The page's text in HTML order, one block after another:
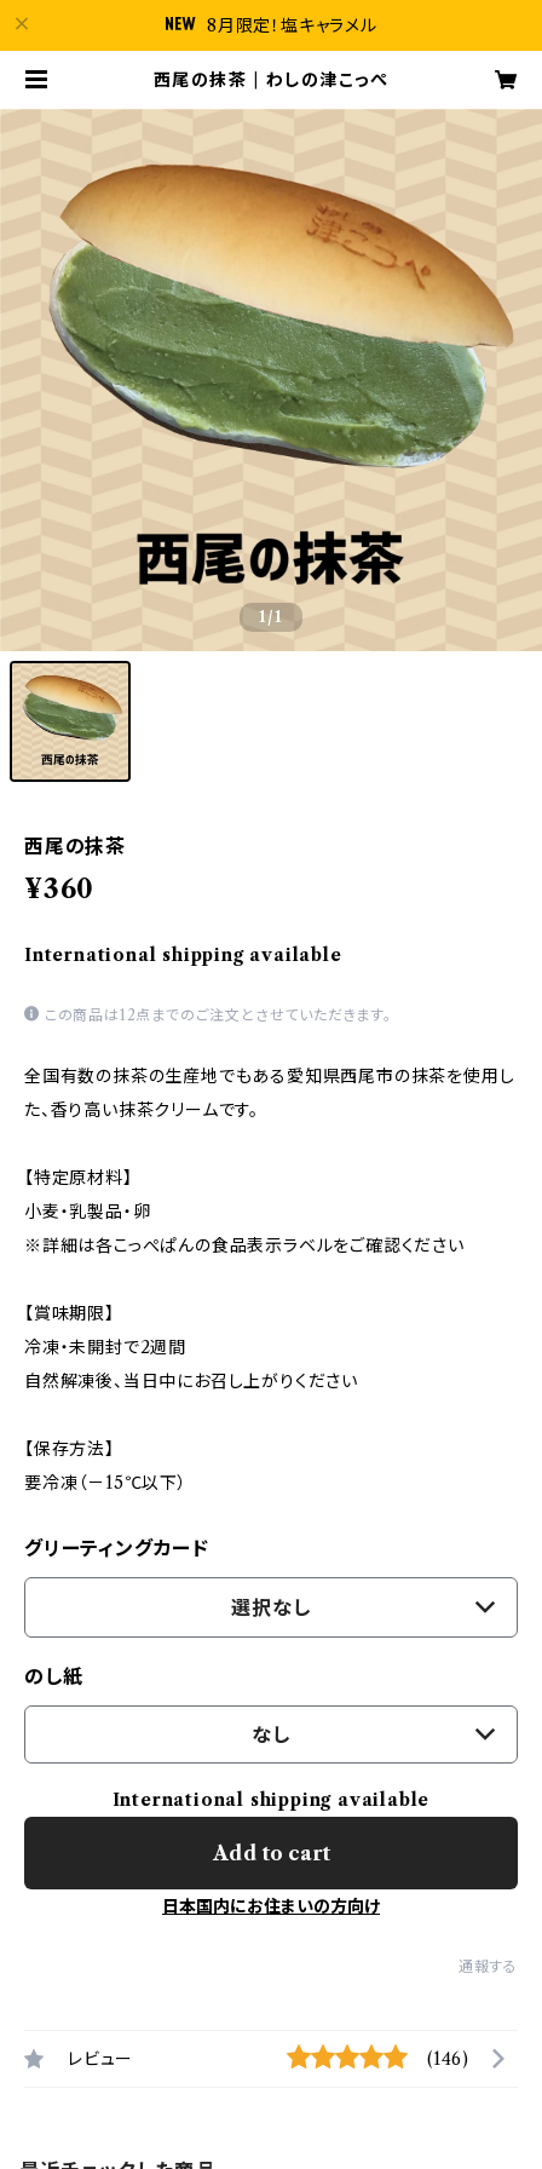
8月限定！塩キャラメル
西尾の抹茶 | わしの津こっぺ
1/1
西尾の抹茶
¥360
International shipping available
この商品は12点までのご注文とさせていただきます。
全国有数の抹茶の生産地でもある愛知県西尾市の抹茶を使用し
た、香り高い抹茶クリームです。
【特定原材料】
小麦・乳製品・卵
※詳細は各こっぺぱんの食品表示ラベルをご確認ください
【賞味期限】
冷凍・未開封で2週間
自然解凍後、当日中にお召し上がりください
【保存方法】
要冷凍（－15℃以下）
グリーティングカード
選択なし
のし紙
なし
International shipping available
Add to cart
日本国内にお住まいの方向け
通報する
レビュー (146)